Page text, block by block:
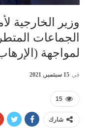
وزير الخارجية
الجماعات
لمواجهة
في 15 سبتمبر, 2021
15
شارك